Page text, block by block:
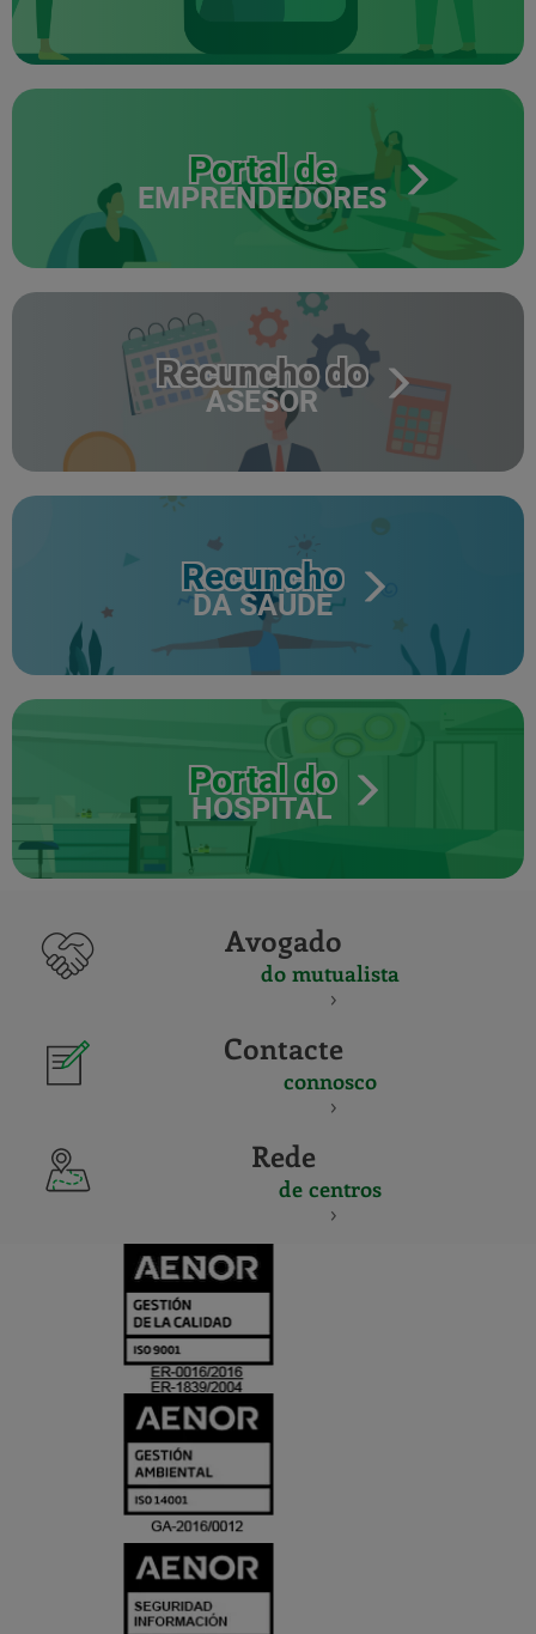
Portal de
EMPRENDEDORES
Recuncho do
ASESOR
Recuncho
DA SAÚDE
Portal do
HOSPITAL
Avogado
do mutualista
Contacte
connosco
Rede
de centros